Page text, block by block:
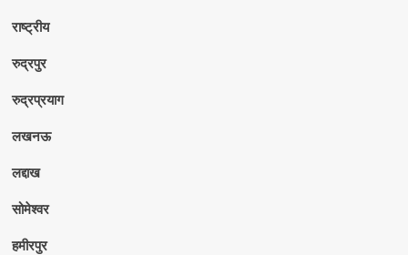
राष्ट्रीय
रुद्रपुर
रुद्रप्रयाग
लखनऊ
लद्दाख
सोमेश्वर
हमीरपुर